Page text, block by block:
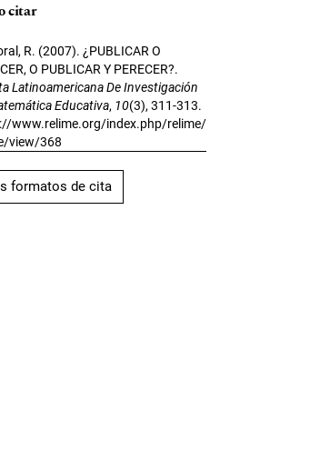
citar
R. (2007). ¿PUBLICAR O
O PUBLICAR Y PERECER?.
Latinoamericana De Investigación
Educativa, 10(3), 311-313.
www.relime.org/index.php/relime/
view/368
formatos de cita